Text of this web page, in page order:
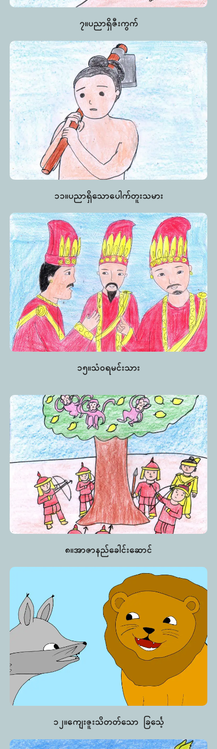
၇။ပညာရှိဇီးကွက်
၁၁။ပညာရှိသောပေါက်တူးသမား
၁၅။သံဝရမင်းသား
၈။အာဇာနည်ခေါင်းဆောင်
၁၂။ကျေးဇူးသိတတ်သော ခြင်္သေ့